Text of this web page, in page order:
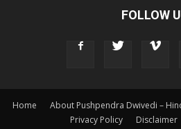
FOLLOW
Home
About Pushpendra Dwivedi –
Privacy Policy
Disclaimer